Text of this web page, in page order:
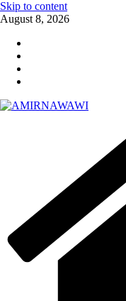
Skip to content
August 8, 2026